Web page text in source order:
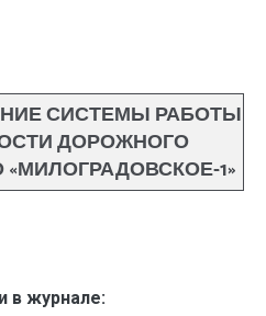
СИСТЕМЫ РАБОТЫ
ДОРОЖНОГО
1»
в журнале: